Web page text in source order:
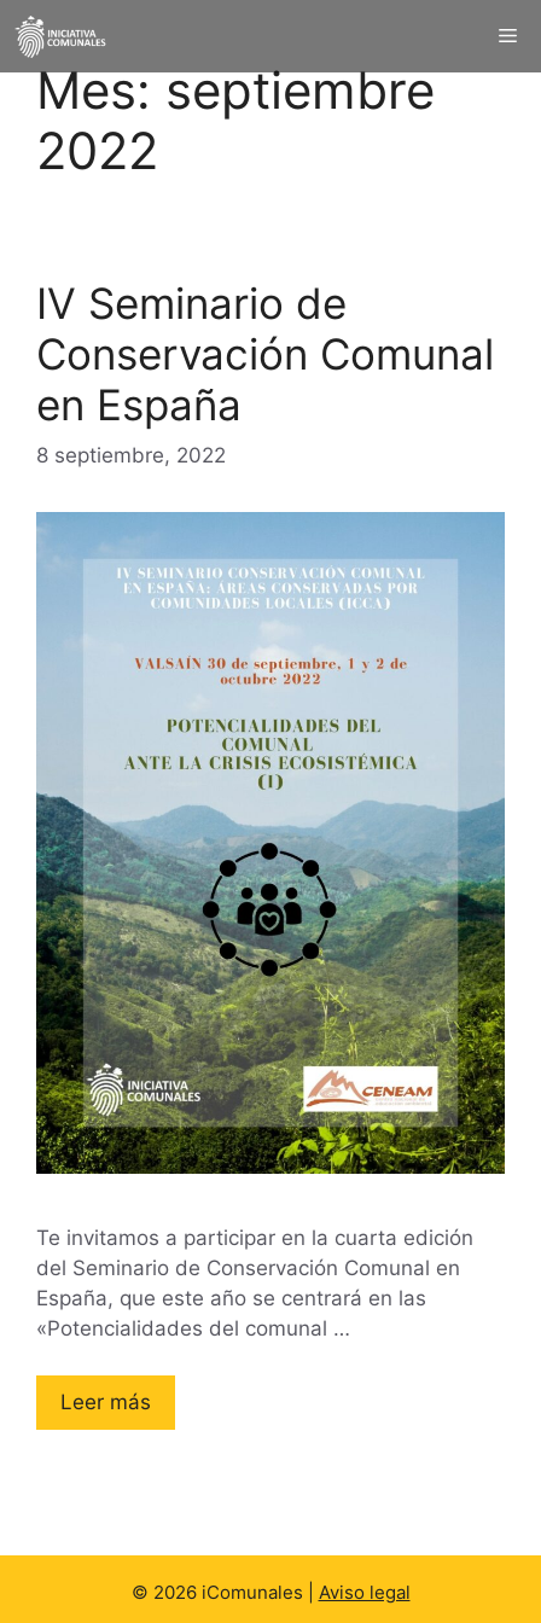
Mes:septiembre
2022
IV Seminario de
Conservación Comunal
en España
8 septiembre, 2022
Te invitamos a participar en la cuarta edición
del Seminario de Conservación Comunal en
España, que este año se centrará en las
«Potencialidades del comunal …
Leer más
© 2026 iComunales | Aviso legal